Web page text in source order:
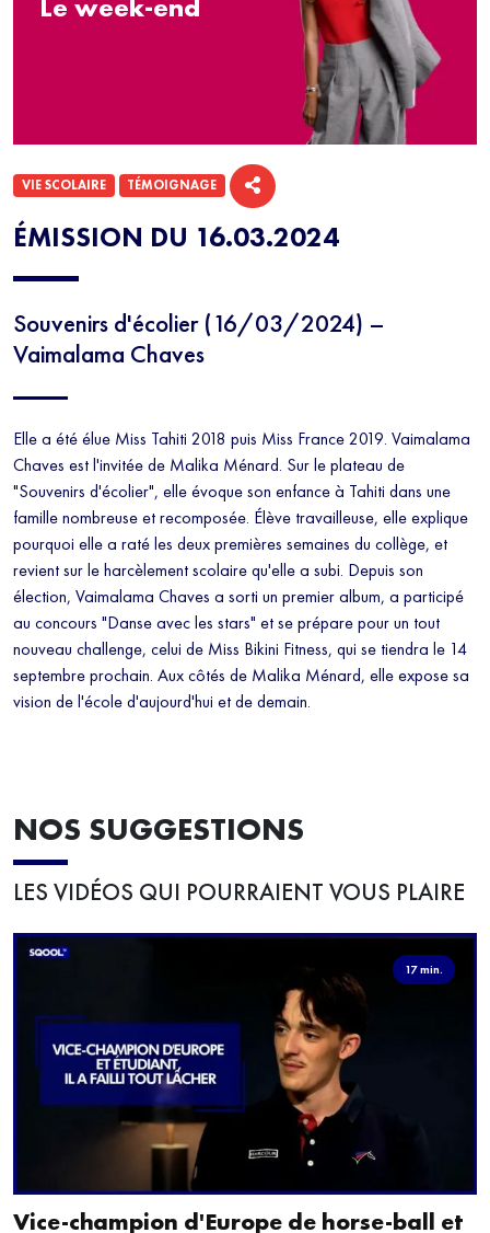
ÉMISSION DU 16.03.2024
Souvenirs d'écolier (16/03/2024) –
Vaimalama Chaves
Elle a été élue Miss Tahiti 2018 puis Miss France 2019. Vaimalama
Chaves est l'invitée de Malika Ménard. Sur le plateau de
"Souvenirs d'écolier", elle évoque son enfance à Tahiti dans une
famille nombreuse et recomposée. Élève travailleuse, elle explique
pourquoi elle a raté les deux premières semaines du collège, et
revient sur le harcèlement scolaire qu'elle a subi. Depuis son
élection, Vaimalama Chaves a sorti un premier album, a participé
au concours "Danse avec les stars" et se prépare pour un tout
nouveau challenge, celui de Miss Bikini Fitness, qui se tiendra le 14
septembre prochain. Aux côtés de Malika Ménard, elle expose sa
vision de l'école d'aujourd'hui et de demain.
VIE SCOLAIRE TÉMOIGNAGE
Le week-end
NOS SUGGESTIONS
LES VIDÉOS QUI POURRAIENT VOUS PLAIRE
17 min.
Vice-champion d'Europe de horse-ball et